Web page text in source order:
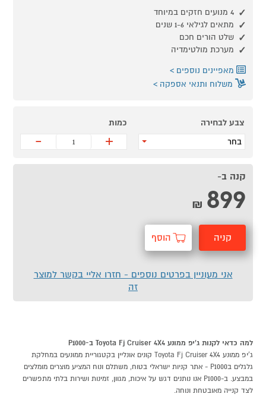
4 מנועים חזקים במיוחד
מתאים לגילאי 1-6 שנים
שלט הורים חכם
מערכת מולטימדיה
מאפיינים נוספים
משלוח ותנאי אספקה
צבע לבחירה
בחר
כמות
+
-
קנה ב-
899
₪
קניה הוסף
אני מעוניין בפרטים נוספים - חזרו אליי בקשר למוצר
זה
למה כדאי לקנות ג'יפ ממונע Toyota Fj Cruiser 4X4 ב-P1000
ג'יפ ממונע Toyota Fj Cruiser 4X4 קונים אונליין בקטגוריית ממונעים במחלקת
גלגלים בP1000 - אתר קניות ישראלי בטוח, משתלם ונוח המציע מוצרים מומלצים
במבצע. ב-P1000 אנו נותנים דגש על איכות, מגוון, זמינות ושירות בלתי מתפשרים
לצד קנייה מאובטחת ונוחה.